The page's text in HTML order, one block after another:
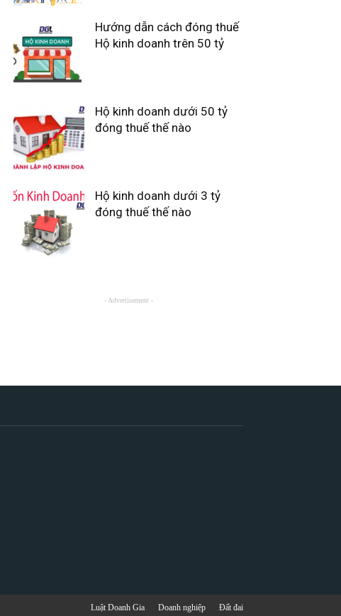
Hướng dẫn cách đóng thuế
Hộ kinh doanh trên 50 tỷ
Hộ kinh doanh dưới 50 tỷ
đóng thuế thế nào
Hộ kinh doanh dưới 3 tỷ
đóng thuế thế nào
- Advertisement -
Luật Doanh Gia Doanh nghiệp Đất đai